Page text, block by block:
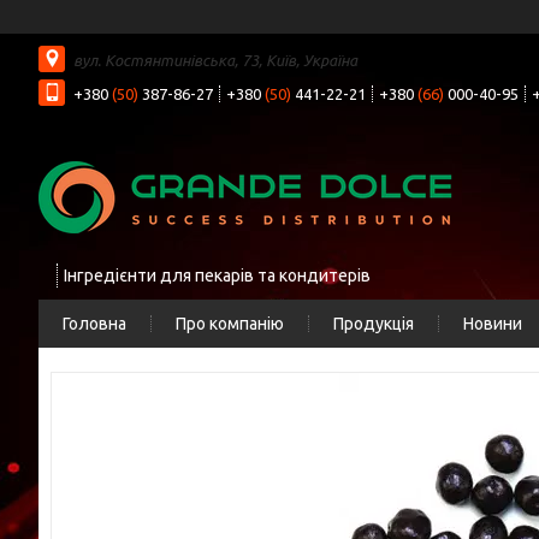
вул. Костянтинівська, 73, Київ, Україна
+380 (50) 387-86-27 +380 (50) 441-22-21 +380 (66) 000-40-95
Інгредієнти для пекарів та кондитерів
Головна Про компанію Продукція Новини